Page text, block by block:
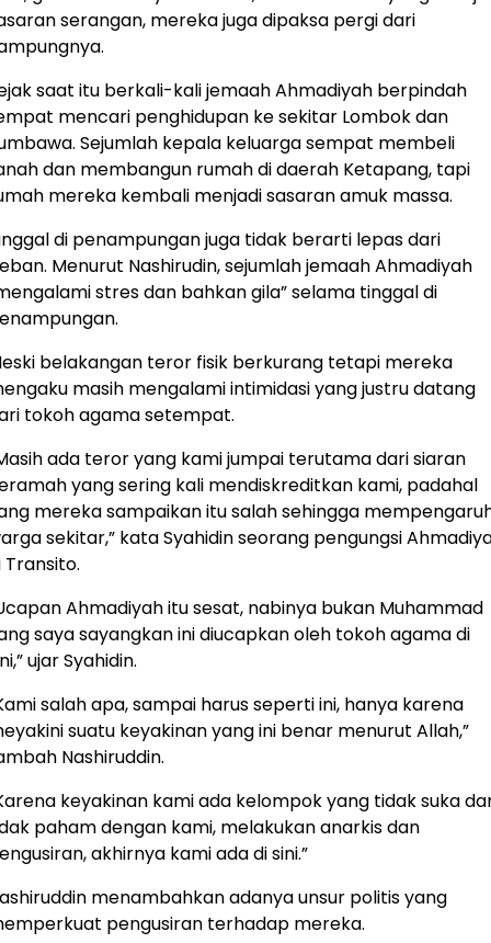
serangan, mereka juga dipaksa pergi dari
saat itu berkali-kali jemaah Ahmadiyah berpindah
mencari penghidupan ke sekitar Lombok dan
Sejumlah kepala keluarga sempat membeli
dan membangun rumah di daerah Ketapang, tapi
mereka kembali menjadi sasaran amuk massa.
di penampungan juga tidak berarti lepas dari
Menurut Nashirudin, sejumlah jemaah Ahmadiyah
stres dan bahkan gila” selama tinggal di
belakangan teror fisik berkurang tetapi mereka
masih mengalami intimidasi yang justru datang
tokoh agama setempat.
ada teror yang kami jumpai terutama dari siaran
yang sering kali mendiskreditkan kami, padahal
mereka sampaikan itu salah sehingga
sekitar,” kata Syahidin seorang pengungsi
Transito.
Ahmadiyah itu sesat, nabinya bukan Muhammad
saya sayangkan ini diucapkan oleh tokoh agama di
ujar Syahidin.
salah apa, sampai harus seperti ini, hanya karena
suatu keyakinan yang ini benar menurut Allah,”
Nashiruddin.
keyakinan kami ada kelompok yang tidak suka
paham dengan kami, melakukan anarkis dan
akhirnya kami ada di sini.”
menambahkan adanya unsur politis yang
pengusiran terhadap mereka.